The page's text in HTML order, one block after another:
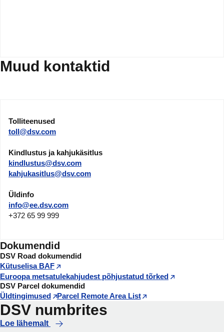
Muud kontaktid
Tolliteenused
toll@dsv.com
Kindlustus ja kahjukäsitlus
kindlustus@dsv.com
kahjukasitlus@dsv.com
Üldinfo
info@ee.dsv.com
+372 65 99 999
Dokumendid
DSV Road dokumendid
Kütuselisa BAF
Euroopa metsatulekahjudest põhjustatud tõrked
DSV Parcel dokumendid
Üldtingimused
Parcel Remote Area List
DSV numbrites
Loe lähemalt